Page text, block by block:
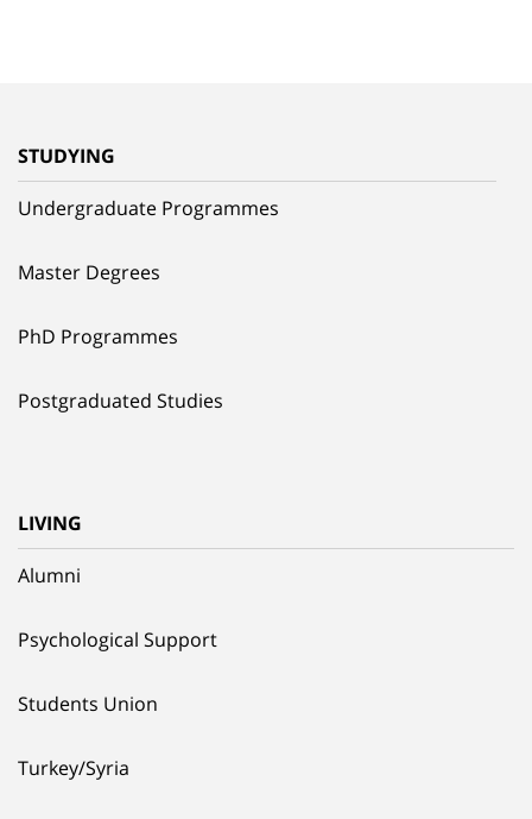
STUDYING
Undergraduate Programmes
Master Degrees
PhD Programmes
Postgraduated Studies
LIVING
Alumni
Psychological Support
Students Union
Turkey/Syria